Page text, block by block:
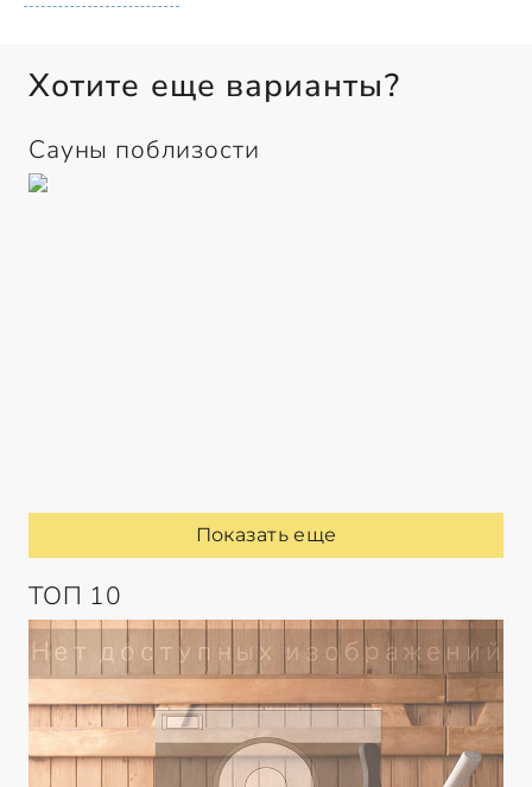
Хотите еще варианты?
Сауны поблизости
Показать еще
ТОП 10